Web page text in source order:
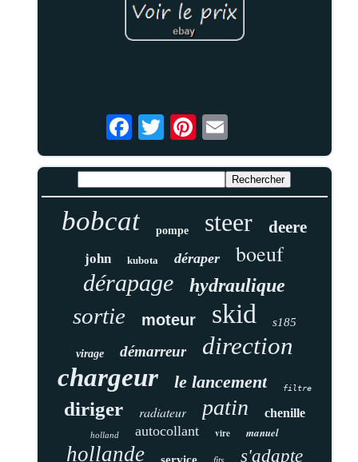
bobcat pompe steer deere
john kubota déraper boeuf
dérapage hydraulique
sortie moteur skid s185
virage démarreur direction
chargeur le lancement filtre
diriger radiateur patin chenille
holland autocollant vire manuel
hollande service s'adapte